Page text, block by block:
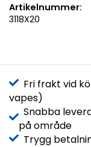
Artikelnummer:
3118X20
Fri frakt vid
vapes)
Snabba
på område
Trygg